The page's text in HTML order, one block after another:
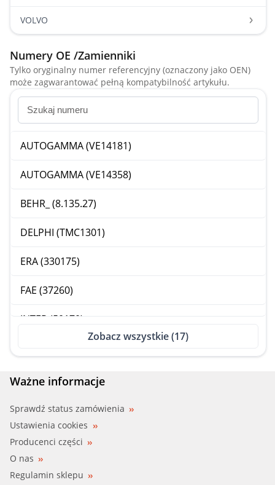
VOLVO
Numery OE /Zamienniki
Tylko oryginalny numer referencyjny (oznaczony jako OEN)
może zagwarantować pełną kompatybilność artykułu.
AUTOGAMMA (VE14181)
AUTOGAMMA (VE14358)
BEHR_ (8.135.27)
DELPHI (TMC1301)
ERA (330175)
FAE (37260)
INTER (50170)
MERCE (0015403145)
QUINTON HA (XEFS88)
SEAT (SE-021952600A)
Zobacz wszystkie (17)
Ważne informacje
Sprawdź status zamówienia
Ustawienia cookies
Producenci części
O nas
Regulamin sklepu